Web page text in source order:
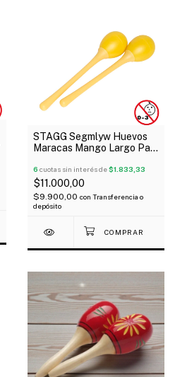
STAGG Segmlyw Huevos
Maracas Mango Largo Par
6 cuotas sin interés de$1.833,33
$11.000,00
$9.900,00 con Transferencia o
depósito